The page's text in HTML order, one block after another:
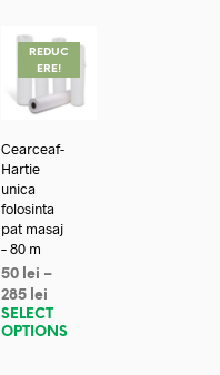
REDUC
ERE!
Cearceaf-
Hartie
unica
folosinta
pat masaj
– 80 m
50 lei –
285 lei
SELECT
OPTIONS